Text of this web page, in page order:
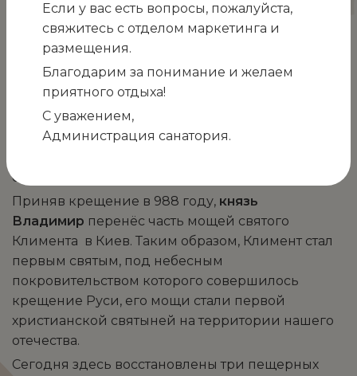
с почитанием священномученика
Климента, Римского епископа. В 98 году
Климент был сослан за проповедь христианства
в каменоломни Инкермана и принял
мученическую кончину через утопление в 101
году. Возле монастыря находился источник
воды, чудесным образом открытый Святым для
сохранилось Свято-Климентовское озеро.
Приняв крещение в 988 году, князь
Владимир перенёс часть мощей святого
Климента в Киев. Таким образом, Климент стал
первым святым, под небесным
покровительством которого совершилось
крещение Руси, его мощи стали первой
христианской святыней на территории нашего
отечества.
Сегодня здесь восстановлены три пещерных
Если у вас есть вопросы, пожалуйста,
свяжитесь с отделом маркетинга и
размещения.
Благодарим за понимание и желаем
приятного отдыха!
С уважением,
Администрация санатория.